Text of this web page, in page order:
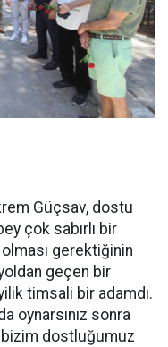
Güçsav, dostu
çok sabırlı bir
olması gerektiğinin
geçen bir
timsali bir adamdı.
oynarsınız sonra
bizim dostluğumuz